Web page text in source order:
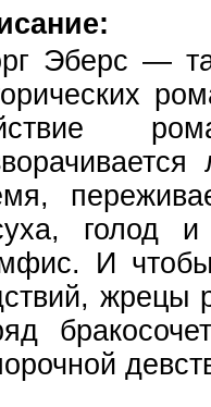
Эберс —
голод
И чтобы
жрецы